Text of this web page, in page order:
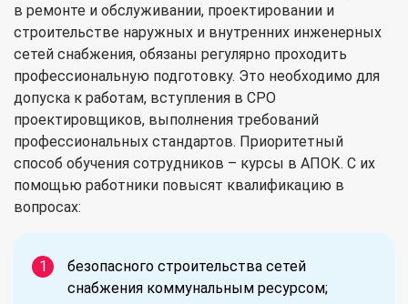
в ремонте и обслуживании, проектировании и
строительстве наружных и внутренних инженерных
сетей снабжения, обязаны регулярно проходить
профессиональную подготовку. Это необходимо для
допуска к работам, вступления в СРО
проектировщиков, выполнения требований
профессиональных стандартов. Приоритетный
способ обучения сотрудников – курсы в АПОК. С их
помощью работники повысят квалификацию в
вопросах:
безопасного строительства сетей
снабжения коммунальным ресурсом;